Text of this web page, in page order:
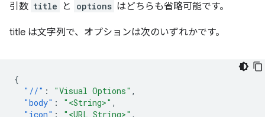
引数 title と options はどちらも省略可能です。
title は文字列で、オプションは次のいずれかです。
{
"//" : "Visual Options" ,
"body" : "<String>" ,
"icon" : "<URL String>" ,